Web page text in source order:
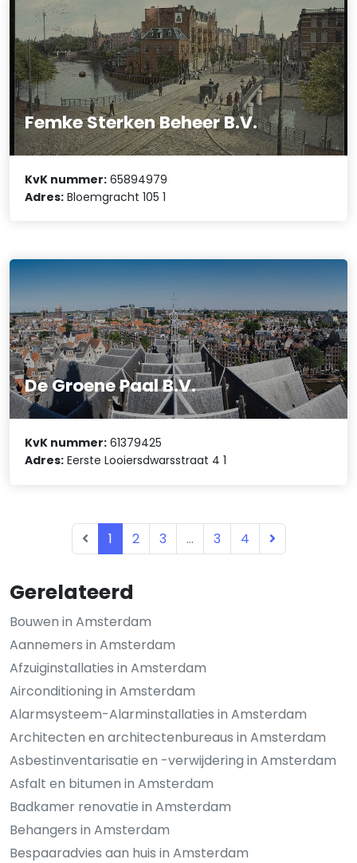
Gerelateerd
Bouwen in Amsterdam
Aannemers in Amsterdam
Afzuiginstallaties in Amsterdam
Airconditioning in Amsterdam
Alarmsysteem-Alarminstallaties in Amsterdam
Architecten en architectenbureaus in Amsterdam
Asbestinventarisatie en -verwijdering in Amsterdam
Asfalt en bitumen in Amsterdam
Badkamer renovatie in Amsterdam
Behangers in Amsterdam
Bespaaradvies aan huis in Amsterdam
Femke Sterken Beheer B.V.
KvK nummer: 65894979
Adres: Bloemgracht 105 1
De Groene Paal B.V.
KvK nummer: 61379425
Adres: Eerste Looiersdwarsstraat 4 1
1 2 3 ... 3 4